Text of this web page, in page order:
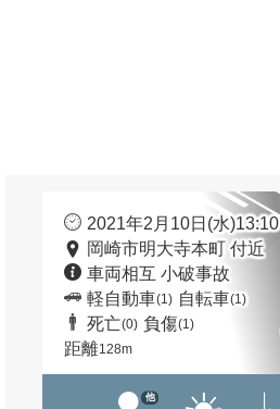
2021年2月10日(水)13:10
岡崎市明大寺本町 付近
車両相互 小破事故
軽自動車(1) 自転車(1)
死亡(0) 負傷(1)
距離128m
他